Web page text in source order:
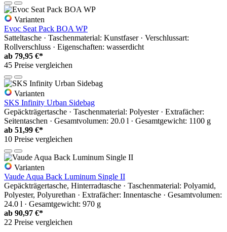
Varianten
Evoc Seat Pack BOA WP
Satteltasche · Taschenmaterial: Kunstfaser · Verschlussart:
Rollverschluss · Eigenschaften: wasserdicht
ab 79,95 €*
45 Preise vergleichen
Varianten
SKS Infinity Urban Sidebag
Gepäckträgertasche · Taschenmaterial: Polyester · Extrafächer:
Seitentaschen · Gesamtvolumen: 20.0 l · Gesamtgewicht: 1100 g
ab 51,99 €*
10 Preise vergleichen
Varianten
Vaude Aqua Back Luminum Single II
Gepäckträgertasche, Hinterradtasche · Taschenmaterial: Polyamid,
Polyester, Polyurethan · Extrafächer: Innentasche · Gesamtvolumen:
24.0 l · Gesamtgewicht: 970 g
ab 90,97 €*
22 Preise vergleichen